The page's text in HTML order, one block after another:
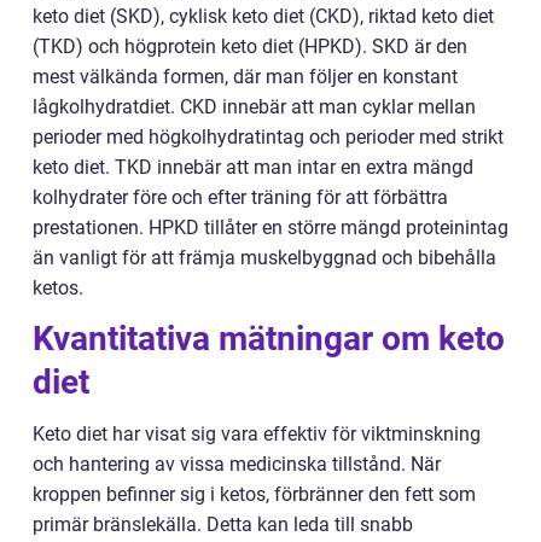
keto diet (SKD), cyklisk keto diet (CKD), riktad keto diet
(TKD) och högprotein keto diet (HPKD). SKD är den
mest välkända formen, där man följer en konstant
lågkolhydratdiet. CKD innebär att man cyklar mellan
perioder med högkolhydratintag och perioder med strikt
keto diet. TKD innebär att man intar en extra mängd
kolhydrater före och efter träning för att förbättra
prestationen. HPKD tillåter en större mängd proteinintag
än vanligt för att främja muskelbyggnad och bibehålla
ketos.
Kvantitativa mätningar om keto
diet
Keto diet har visat sig vara effektiv för viktminskning
och hantering av vissa medicinska tillstånd. När
kroppen befinner sig i ketos, förbränner den fett som
primär bränslekälla. Detta kan leda till snabb